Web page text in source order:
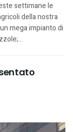
settimane le
della nostra
mega impianto di